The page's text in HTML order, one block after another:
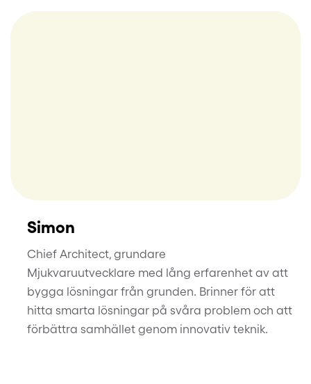
Simon
Chief Architect, grundare
Mjukvaruutvecklare med lång erfarenhet av att
bygga lösningar från grunden. Brinner för att
hitta smarta lösningar på svåra problem och att
förbättra samhället genom innovativ teknik.